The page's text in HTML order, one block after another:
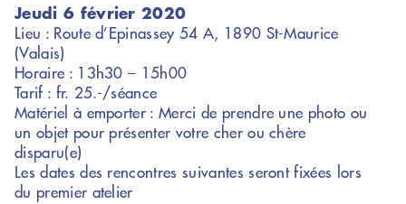
Jeudi 6 février 2020
Lieu : Route d’Epinassey 54 A, 1890 St-Maurice
(Valais)
Horaire : 13h30 – 15h00
Tarif : fr. 25.-/séance
Matériel à emporter : Merci de prendre une photo ou
un objet pour présenter votre cher ou chère
disparu(e)
Les dates des rencontres suivantes seront fixées lors
du premier atelier